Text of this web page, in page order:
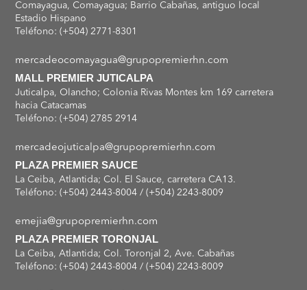
Comayagua, Comayagua; Barrio Cabañas, antiguo local
Estadio Hispano
Teléfono: (+504) 2771-8301
mercadeocomayagua@grupopremierhn.com
MALL PREMIER JUTICALPA
Juticalpa, Olancho; Colonia Rivas Montes km 169 carretera
hacia Catacamas
Teléfono: (+504) 2785 2914
mercadeojuticalpa@grupopremierhn.com
PLAZA PREMIER SAUCE
La Ceiba, Atlantida; Col. El Sauce, carretera CA13.
Teléfono: (+504) 2443-8004 / (+504) 2243-8009
emejia@grupopremierhn.com
PLAZA PREMIER TORONJAL
La Ceiba, Atlantida; Col. Toronjal 2, Ave. Cabañas
Teléfono: (+504) 2443-8004 / (+504) 2243-8009